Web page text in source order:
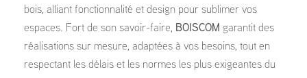
bois, alliant fonctionnalité et design pour sublimer vos
espaces. Fort de son savoir-faire, BOISCOM garantit des
réalisations sur mesure, adaptées à vos besoins, tout en
respectant les délais et les normes les plus exigeantes du